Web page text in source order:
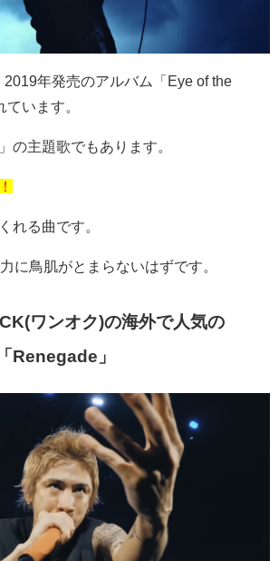
2019年発売のアルバム「 Eye of the
ています。
の主題歌でもあります。
れる曲です。
に鳥肌がとまらないはずです。
ワンオク)の海外で人気の
Renegade 」